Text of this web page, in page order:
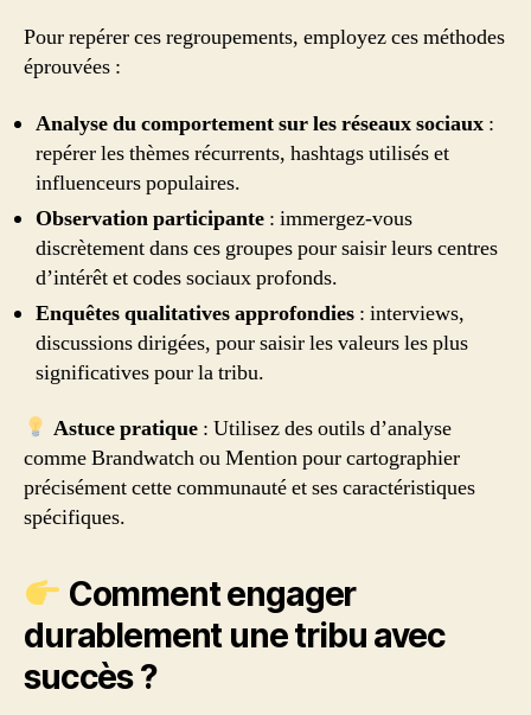
Pour repérer ces regroupements, employez ces méthodes
éprouvées :
Analyse du comportement sur les réseaux sociaux :
repérer les thèmes récurrents, hashtags utilisés et
influenceurs populaires.
Observation participante : immergez-vous
discrètement dans ces groupes pour saisir leurs centres
d’intérêt et codes sociaux profonds.
Enquêtes qualitatives approfondies : interviews,
discussions dirigées, pour saisir les valeurs les plus
significatives pour la tribu.
Astuce pratique: Utilisez des outils d’analyse
comme Brandwatch ou Mention pour cartographier
précisément cette communauté et ses caractéristiques
spécifiques.
Comment engager
durablement une tribu avec
succès ?